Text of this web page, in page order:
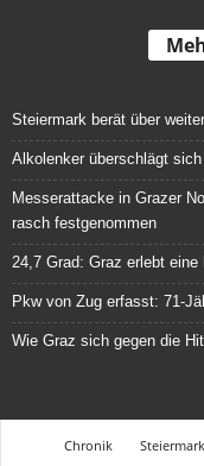
Steiermark berät über
Alkolenker überschlägt
Messerattacke in Grazer
rasch festgenommen
24,7 Grad: Graz erlebt
Pkw von Zug erfasst: 71-
Wie Graz sich gegen die
Chronik Steiermark